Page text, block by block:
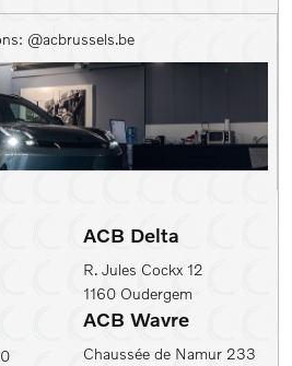
@acbrussels.be
ACB Delta
R. Jules Cockx 12
1160 Oudergem
ACB Wavre
Chaussée de Namur 233